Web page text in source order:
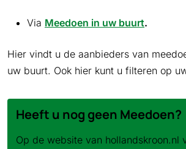
Via Meedoen in uw buurt.
Hier vindt u de aanbieders van
uw buurt. Ook hier kunt u filteren op
Heeft u nog geen Meedoen?
Op de website van hollandskroon.nl